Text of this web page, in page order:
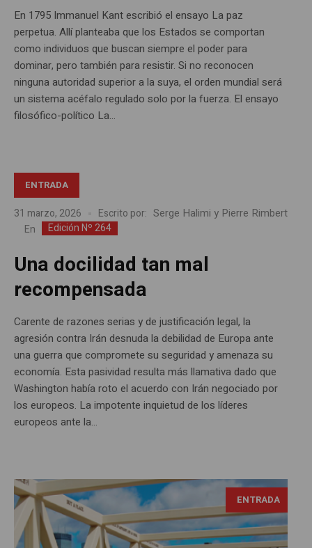
En 1795 Immanuel Kant escribió el ensayo La paz
perpetua. Allí planteaba que los Estados se comportan
como individuos que buscan siempre el poder para
dominar, pero también para resistir. Si no reconocen
ninguna autoridad superior a la suya, el orden mundial será
un sistema acéfalo regulado solo por la fuerza. El ensayo
filosófico-político La...
ENTRADA
31 marzo, 2026 Escrito por: Serge Halimi y Pierre Rimbert
En Edición Nº 264
Una docilidad tan mal
recompensada
Carente de razones serias y de justificación legal, la
agresión contra Irán desnuda la debilidad de Europa ante
una guerra que compromete su seguridad y amenaza su
economía. Esta pasividad resulta más llamativa dado que
Washington había roto el acuerdo con Irán negociado por
los europeos. La impotente inquietud de los líderes
europeos ante la...
ENTRADA